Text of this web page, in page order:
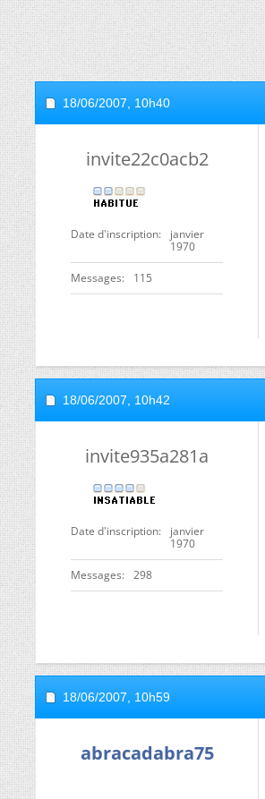
18/06/2007, 10h40
invite22c0acb2
Date d'inscription
janvier
1970
Messages 115
18/06/2007, 10h42
invite935a281a
Date d'inscription
janvier
1970
Messages 298
18/06/2007, 10h59
abracadabra75